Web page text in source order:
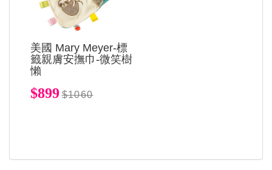
美國 Mary Meyer-標
籤親膚安撫巾-微笑樹
懶
$899 $1060